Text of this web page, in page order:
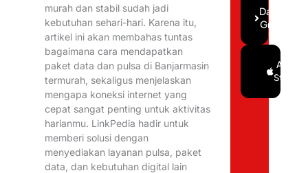
murah dan stabil sudah jadi
kebutuhan sehari-hari. Karena itu,
artikel ini akan membahas tuntas
bagaimana cara mendapatkan
paket data dan pulsa di Banjarmasin
termurah, sekaligus menjelaskan
mengapa koneksi internet yang
cepat sangat penting untuk aktivitas
harianmu. LinkPedia hadir untuk
memberi solusi dengan
menyediakan layanan pulsa, paket
data, dan kebutuhan digital lain
Daftar
Gratis
Google
Play
App
Store